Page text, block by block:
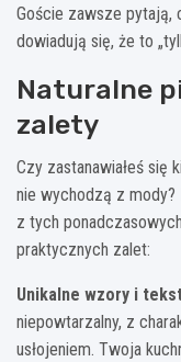
Goście zawsze pytają,
dowiadują się, że to
Naturalne
zalety
Czy zastanawiałeś się
nie wychodzą z mody?
z tych
praktycznych zalet:
Unikalne wzory i
niepowtarzalny, z
usłojeniem. Twoja